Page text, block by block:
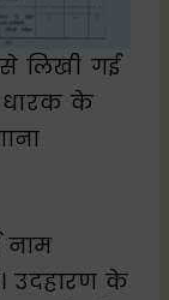
से लिखी गई
धारक के
नाम
उदहारण के